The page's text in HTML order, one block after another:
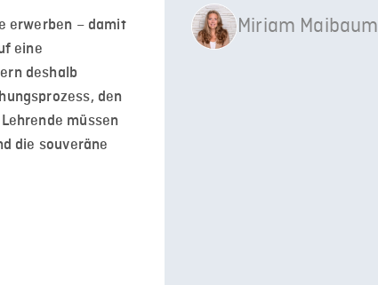
erwerben – damit
eine
deshalb
den
müssen
die souveräne
Miriam Maibaum